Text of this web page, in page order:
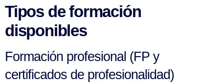
Tipos de formación
disponibles
Formación profesional (FP y
certificados de profesionalidad)